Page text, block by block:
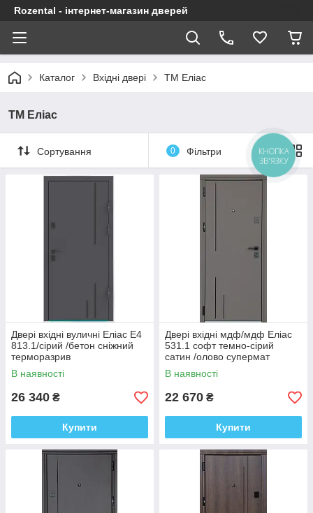
Rozental - інтернет-магазин дверей
Каталог Вхідні двері ТМ Еліас
ТМ Еліас
Сортування 0 Фільтри
Двері вхідні вуличні Еліас Е4
813.1/сірий /бетон сніжний
терморазрив
В наявності
26 340 ₴
Купити
Двері вхідні мдф/мдф Еліас
531.1 софт темно-сірий
сатин /олово супермат
В наявності
22 670 ₴
Купити
КНОПКА
ЗВ'ЯЗКУ